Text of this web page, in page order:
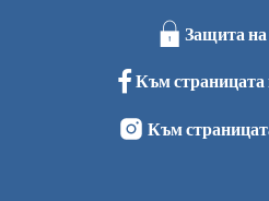
Защита
Към страницата
Към